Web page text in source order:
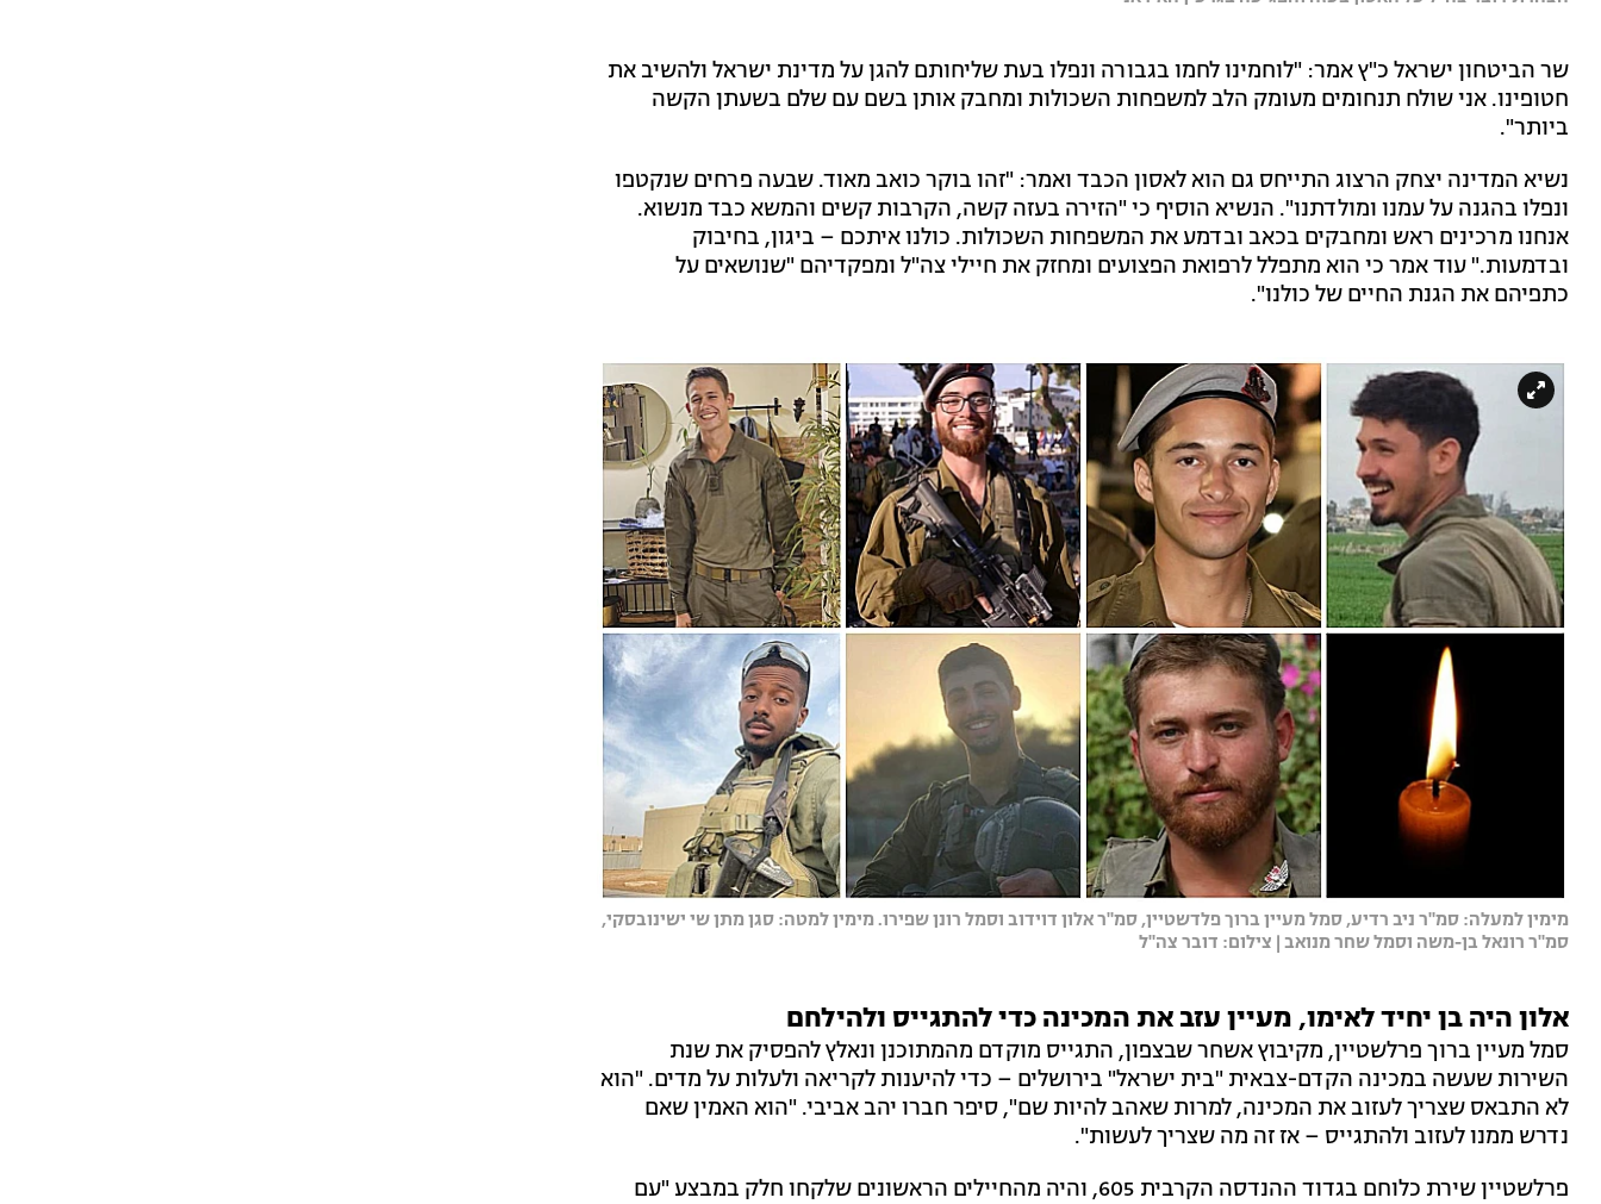
שר הביטחון ישראל כ"ץ אמר: "לוחמינו לחמו בגבורה ונפלו בעת שליחותם להגן על מדינת ישראל ולהשיב את
חטופינו. אני שולח תנחומים מעומק הלב למשפחות השכולות ומחבק אותן בשם עם שלם בשעתן הקשה
ביותר".
נשיא המדינה יצחק הרצוג התייחס גם הוא לאסון הכבד ואמר: "זהו בוקר כואב מאוד. שבעה פרחים שנקטפו
ונפלו בהגנה על עמנו ומולדתנו". הנשיא הוסיף כי "הזירה בעזה קשה, הקרבות קשים והמשא כבד מנשוא.
אנחנו מרכינים ראש ומחבקים בכאב ובדמע את המשפחות השכולות. כולנו איתכם – ביגון, בחיבוק
ובדמעות." עוד אמר כי הוא מתפלל לרפואת הפצועים ומחזק את חיילי צה"ל ומפקדיהם "שנושאים על
כתפיהם את הגנת החיים של כולנו".
מימין למעלה: סמ"ר ניב רדיע, סמל מעיין ברוך פלדשטיין, סמ"ר אלון דוידוב וסמל רונן שפירו. מימין למטה: סגן מתן שי ישינובסקי,
סמ"ר רונאל בן-משה וסמל שחר מנואב | צילום: דובר צה"ל
אלון היה בן יחיד לאימו, מעיין עזב את המכינה כדי להתגייס ולהילחם
סמל מעיין ברוך פרלשטיין, מקיבוץ אשחר שבצפון, התגייס מוקדם מהמתוכנן ונאלץ להפסיק את שנת
השירות שעשה במכינה הקדם-צבאית "בית ישראל" בירושלים – כדי להיענות לקריאה ולעלות על מדים. "הוא
לא התבאס שצריך לעזוב את המכינה, למרות שאהב להיות שם", סיפר חברו יהב אביבי. "הוא האמין שאם
נדרש ממנו לעזוב ולהתגייס – אז זה מה שצריך לעשות".
פרלשטיין שירת כלוחם בגדוד ההנדסה הקרבית 605, והיה מהחיילים הראשונים שלקחו חלק במבצע "עם